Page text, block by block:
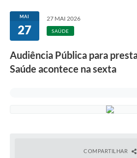
MAI
27
27 MAI 2026
SAÚDE
Audiência Pública para
Saúde acontece na sexta
COMPARTILHAR